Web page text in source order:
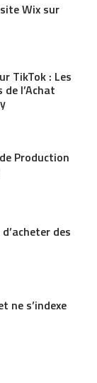
Wix sur
TikTok : Les
l’Achat
Production
des
ne s’indexe